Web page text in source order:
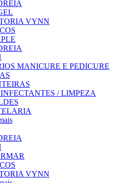
VYNN
MANICURE E PEDICURE
/ LIMPEZA
VYNN